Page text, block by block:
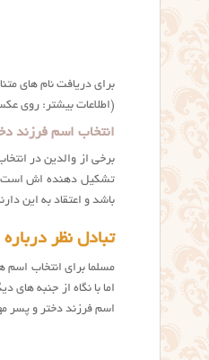
برای دریافت نام های
(اطلاعات بیشتر: روی
انتخاب اسم فرزند
برخی از والدین در
تشکیل دهنده اش است.
باشد و اعتقاد به این
تبادل نظر
مسلما برای انتخاب
اما با نگاه از جنبه
اسم فرزند دختر و پسر